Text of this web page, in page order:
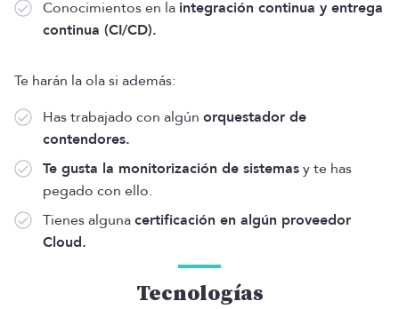
Conocimientos en la integración continua y entrega
continua (CI/CD).
Te harán la ola si además:
Has trabajado con algún orquestador de
contendores.
Te gusta la monitorización de sistemasy te has
pegado con ello.
Tienes algunacertificación en algún proveedor
Cloud.
Tecnologías